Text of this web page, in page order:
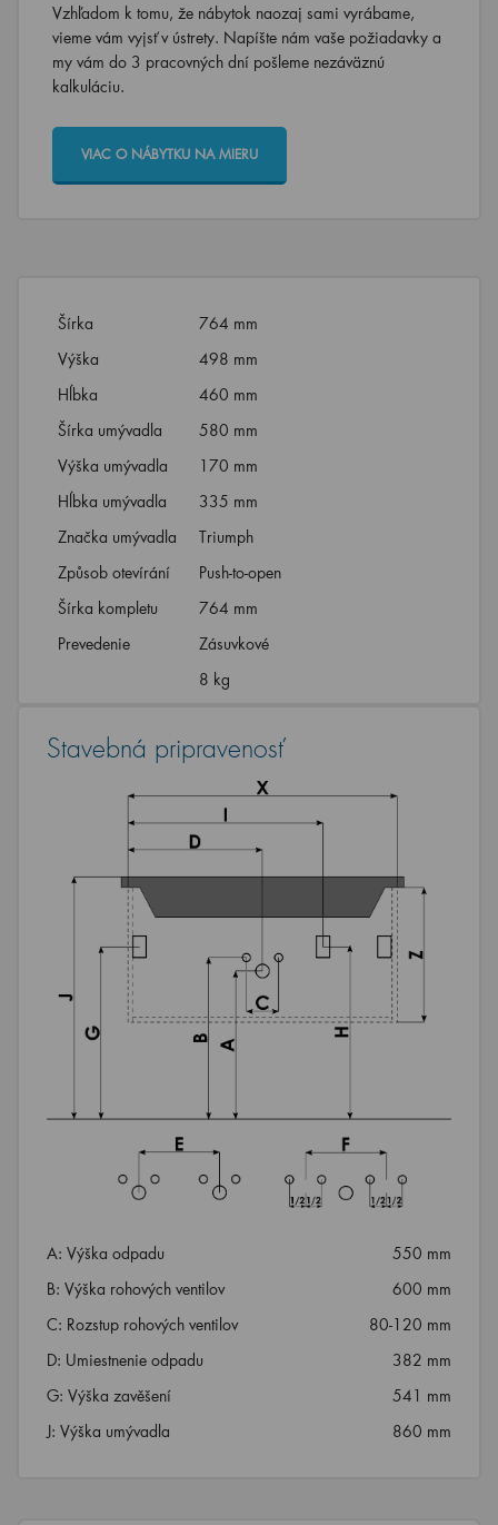
Vzhľadom k tomu, že nábytok naozaj sami vyrábame,
vieme vám vyjsť v ústrety. Napíšte nám vaše požiadavky a
my vám do 3 pracovných dní pošleme nezáväznú
kalkuláciu.
VIAC O NÁBYTKU NA MIERU
Šírka
764 mm
Výška
498 mm
Hĺbka
460 mm
Šírka umývadla
580 mm
Výška umývadla
170 mm
Hĺbka umývadla
335 mm
Značka umývadla
Triumph
Způsob otevírání
Push-to-open
Šírka kompletu
764 mm
Prevedenie
Zásuvkové
8 kg
Stavebná pripravenosť
A: Výška odpadu
550 mm
B: Výška rohových ventilov
600 mm
C: Rozstup rohových ventilov
80-120 mm
D: Umiestnenie odpadu
382 mm
G: Výška zavěšení
541 mm
J: Výška umývadla
860 mm